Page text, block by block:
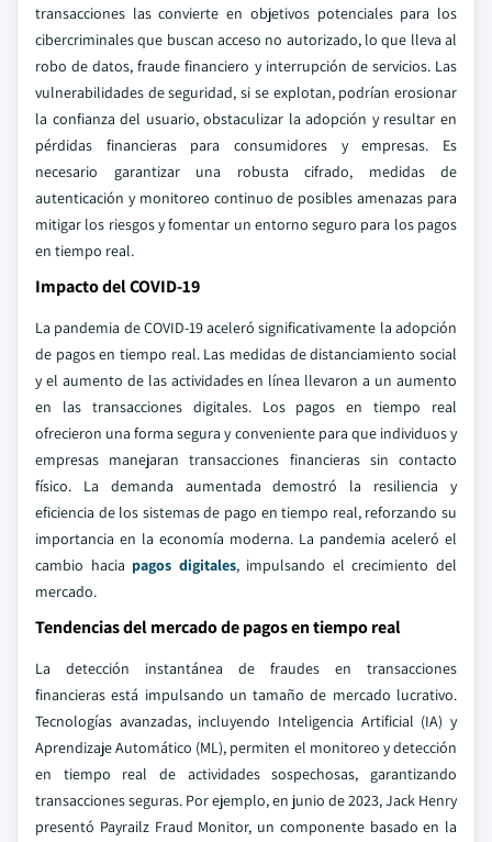
transacciones las convierte en objetivos potenciales para los
cibercriminales que buscan acceso no autorizado, lo que lleva al
robo de datos, fraude financiero y interrupción de servicios. Las
vulnerabilidades de seguridad, si se explotan, podrían erosionar
la confianza del usuario, obstaculizar la adopción y resultar en
pérdidas financieras para consumidores y empresas. Es
necesario garantizar una robusta cifrado, medidas de
autenticación y monitoreo continuo de posibles amenazas para
mitigar los riesgos y fomentar un entorno seguro para los pagos
en tiempo real.
Impacto del COVID-19
La pandemia de COVID-19 aceleró significativamente la adopción
de pagos en tiempo real. Las medidas de distanciamiento social
y el aumento de las actividades en línea llevaron a un aumento
en las transacciones digitales. Los pagos en tiempo real
ofrecieron una forma segura y conveniente para que individuos y
empresas manejaran transacciones financieras sin contacto
físico. La demanda aumentada demostró la resiliencia y
eficiencia de los sistemas de pago en tiempo real, reforzando su
importancia en la economía moderna. La pandemia aceleró el
cambio hacia pagos digitales, impulsando el crecimiento del
mercado.
Tendencias del mercado de pagos en tiempo real
La detección instantánea de fraudes en transacciones
financieras está impulsando un tamaño de mercado lucrativo.
Tecnologías avanzadas, incluyendo Inteligencia Artificial (IA) y
Aprendizaje Automático (ML), permiten el monitoreo y detección
en tiempo real de actividades sospechosas, garantizando
transacciones seguras. Por ejemplo, en junio de 2023, Jack Henry
presentó Payrailz Fraud Monitor, un componente basado en la